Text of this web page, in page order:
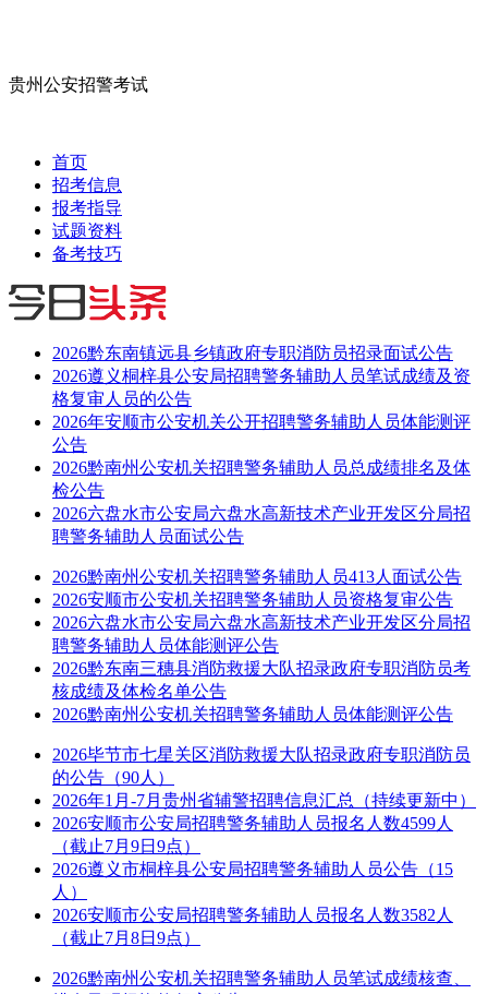
贵州公安招警考试
首页
招考信息
报考指导
试题资料
备考技巧
2026黔东南镇远县乡镇政府专职消防员招录面试公告
2026遵义桐梓县公安局招聘警务辅助人员笔试成绩及资
格复审人员的公告
2026年安顺市公安机关公开招聘警务辅助人员体能测评
公告
2026黔南州公安机关招聘警务辅助人员总成绩排名及体
检公告
2026六盘水市公安局六盘水高新技术产业开发区分局招
聘警务辅助人员面试公告
2026黔南州公安机关招聘警务辅助人员413人面试公告
2026安顺市公安机关招聘警务辅助人员资格复审公告
2026六盘水市公安局六盘水高新技术产业开发区分局招
聘警务辅助人员体能测评公告
2026黔东南三穗县消防救援大队招录政府专职消防员考
核成绩及体检名单公告
2026黔南州公安机关招聘警务辅助人员体能测评公告
2026毕节市七星关区消防救援大队招录政府专职消防员
的公告（90人）
2026年1月-7月贵州省辅警招聘信息汇总（持续更新中）
2026安顺市公安局招聘警务辅助人员报名人数4599人
（截止7月9日9点）
2026遵义市桐梓县公安局招聘警务辅助人员公告（15
人）
2026安顺市公安局招聘警务辅助人员报名人数3582人
（截止7月8日9点）
2026黔南州公安机关招聘警务辅助人员笔试成绩核查、